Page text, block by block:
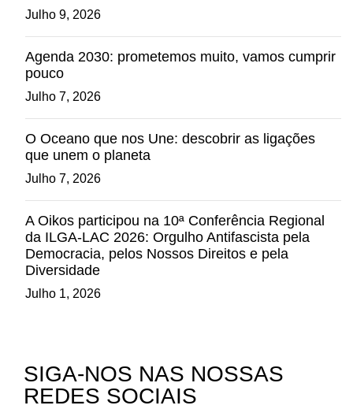
Julho 9, 2026
Agenda 2030: prometemos muito, vamos cumprir
pouco
Julho 7, 2026
O Oceano que nos Une: descobrir as ligações
que unem o planeta
Julho 7, 2026
A Oikos participou na 10ª Conferência Regional
da ILGA-LAC 2026: Orgulho Antifascista pela
Democracia, pelos Nossos Direitos e pela
Diversidade
Julho 1, 2026
SIGA-NOS NAS NOSSAS
REDES SOCIAIS